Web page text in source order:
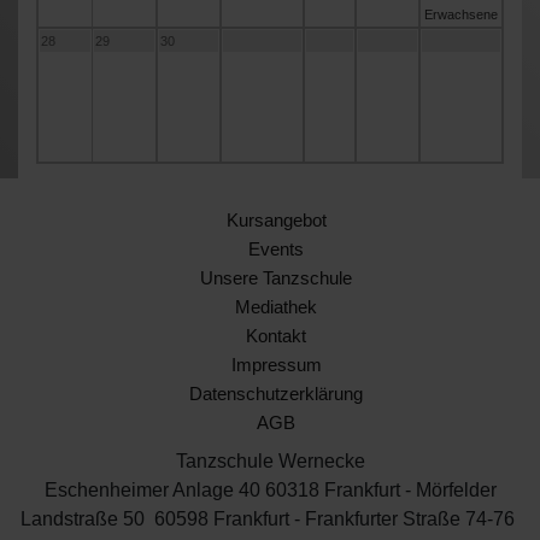
Erwachsene
28
29 30
Kursangebot
Events
Unsere Tanzschule
Mediathek
Kontakt
Impressum
Datenschutzerklärung
AGB
Tanzschule Wernecke
Eschenheimer Anlage 40 60318 Frankfurt - Mörfelder
Landstraße 50 60598 Frankfurt - Frankfurter Straße 74-76